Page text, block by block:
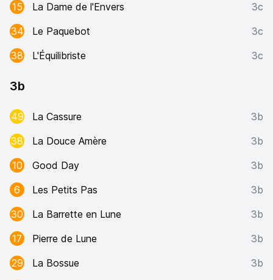
15
La Dame de l'Envers
3c
34
Le Paquebot
3c
38
L'Équilibriste 3c
3b
49 La Cassure
3b
38
La Douce Amère
3b
10
Good Day
3b
6
Les Petits Pas
3b
30
La Barrette en Lune
3b
17
Pierre de Lune
3b
29
La Bossue
3b